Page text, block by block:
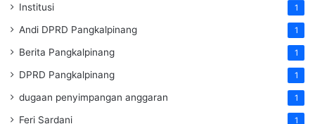
Institusi 1
Andi DPRD Pangkalpinang 1
Berita Pangkalpinang 1
DPRD Pangkalpinang 1
dugaan penyimpangan anggaran 1
Feri Sardani 1